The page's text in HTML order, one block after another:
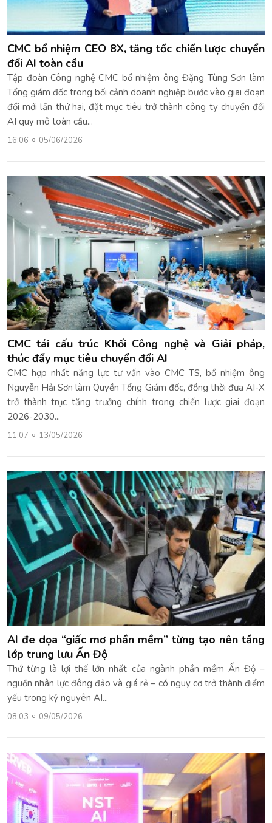
CMC bổ nhiệm CEO 8X, tăng tốc chiến lược chuyển
đổi AI toàn cầu
Tập đoàn Công nghệ CMC bổ nhiệm ông Đặng Tùng Sơn làm
Tổng giám đốc trong bối cảnh doanh nghiệp bước vào giai đoạn
đổi mới lần thứ hai, đặt mục tiêu trở thành công ty chuyển đổi
AI quy mô toàn cầu...
16:06 05/06/2026
CMC tái cấu trúc Khối Công nghệ và Giải pháp,
thúc đẩy mục tiêu chuyển đổi AI
CMC hợp nhất năng lực tư vấn vào CMC TS, bổ nhiệm ông
Nguyễn Hải Sơn làm Quyền Tổng Giám đốc, đồng thời đưa AI-X
trở thành trục tăng trưởng chính trong chiến lược giai đoạn
2026-2030...
11:07 13/05/2026
AI đe dọa “giấc mơ phần mềm” từng tạo nên tầng
lớp trung lưu Ấn Độ
Thứ từng là lợi thế lớn nhất của ngành phần mềm Ấn Độ –
nguồn nhân lực đông đảo và giá rẻ – có nguy cơ trở thành điểm
yếu trong kỷ nguyên AI...
08:03 09/05/2026